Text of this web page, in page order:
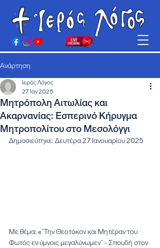
Ανάρτηση
Μητρόπολη Αιτωλίας και
Ακαρνανίας: Εσπερινό Κήρυγμα
Μητροπολίτου στο Μεσολόγγι
Ιερός Λόγος
27 Ιαν 2025
Δημοσιεύτηκε: Δευτέρα 27 Ιανουαρίου 2025
Με θέμα: «”Την Θεοτόκον και Μητέραν του
Φωτός εν ύμνοις μεγαλύνωμεν” - Σπουδή στον